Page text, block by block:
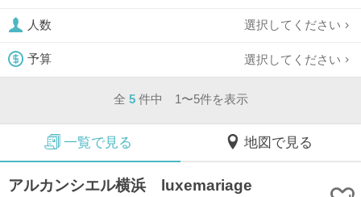
人数 選択してください
予算 選択してください
全 5 件中 1〜5件を表示
一覧で見る 地図で見る
アルカンシエル横浜 luxemariage